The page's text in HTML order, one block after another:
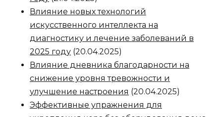
Влияние новых технологий
искусственного интеллекта на
диагностику и лечение заболеваний в
2025 году (20.04.2025)
Влияние дневника благодарности на
снижение уровня тревожности и
улучшение настроения (20.04.2025)
Эффективные упражнения для